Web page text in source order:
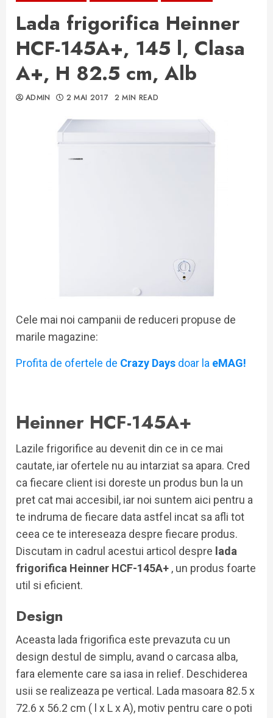
Lada frigorifica Heinner
HCF-145A+, 145 l, Clasa
A+, H 82.5 cm, Alb
ADMIN 2 MAI 2017 2 MIN READ
Cele mai noi campanii de reduceri propuse de
marile magazine:
Profita de ofertele de Crazy Days doar la eMAG!
Heinner HCF-145A+
Lazile frigorifice au devenit din ce in ce mai
cautate, iar ofertele nu au intarziat sa apara. Cred
ca fiecare client isi doreste un produs bun la un
pret cat mai accesibil, iar noi suntem aici pentru a
te indruma de fiecare data astfel incat sa afli tot
ceea ce te intereseaza despre fiecare produs.
Discutam in cadrul acestui articol despre lada
frigorifica Heinner HCF-145A+ , un produs foarte
util si eficient.
Design
Aceasta lada frigorifica este prevazuta cu un
design destul de simplu, avand o carcasa alba,
fara elemente care sa iasa in relief. Deschiderea
usii se realizeaza pe vertical. Lada masoara 82.5 x
72.6 x 56.2 cm ( l x L x A), motiv pentru care o poti